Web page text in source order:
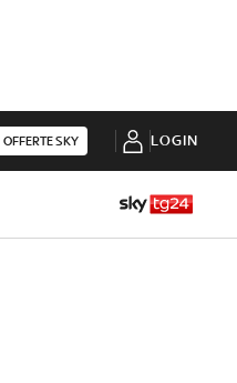
OFFERTE SKY LOGIN